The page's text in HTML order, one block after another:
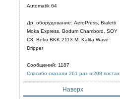
Automatik 64
Др. оборудование: AeroPress, Bialetti
Moka Express, Bodum Chambord, SOY
C3, Beko BKK 2113 M, Kalita Wave
Dripper
Сообщений: 1187
Спасибо сказали 261 раз в 208 постах
Наверх